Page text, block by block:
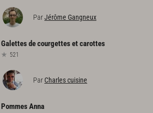
ParJérôme Gangneux
Galettesdecourgettesetcarottes
521
Par Charles cuisine
PommesAnna